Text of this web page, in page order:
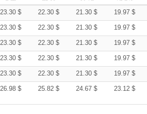
23.30$ 22.30$ 21.30$ 19.97$
23.30$ 22.30$ 21.30$ 19.97$
23.30$ 22.30$ 21.30$ 19.97$
23.30$ 22.30$ 21.30$ 19.97$
23.30$ 22.30$ 21.30$ 19.97$
26.98$ 25.82$ 24.67$ 23.12$